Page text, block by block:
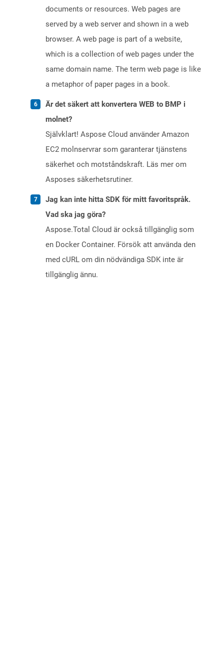
documents or resources. Web pages are
served by a web server and shown in a web
browser. A web page is part of a website,
which is a collection of web pages under the
same domain name. The term web page is like
a metaphor of paper pages in a book.
Är det säkert att konvertera WEB to BMP i
molnet?
Självklart! Aspose Cloud använder Amazon
EC2 molnservrar som garanterar tjänstens
säkerhet och motståndskraft. Läs mer om
Asposes säkerhetsrutiner.
Jag kan inte hitta SDK för mitt favoritspråk.
Vad ska jag göra?
Aspose.Total Cloud är också tillgänglig som
en Docker Container. Försök att använda den
med cURL om din nödvändiga SDK inte är
tillgänglig ännu.